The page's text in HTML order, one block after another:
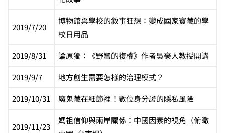
2019/7/20
博物館與學校的敘事狂想：變成國家寶藏的學
校日用品
2019/8/31 論原獨：《野蠻的復權》作者吳豪人教授開講
2019/9/7 地方創生需要怎樣的治理模式？
2019/10/31 魔鬼藏在細節裡！數位身分證的隱私風險
2019/11/23
媽祖信仰與兩岸關係：中國因素的視角（俯瞰